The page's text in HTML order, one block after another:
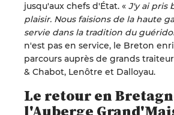
jusqu'aux chefs d'État. « J'y ai pris
plaisir. Nous faisions de la haute
servie dans la tradition du
n'est pas en service, le Breton
parcours auprès de grands
& Chabot, Lenôtre et Dalloyau.
Le retour en